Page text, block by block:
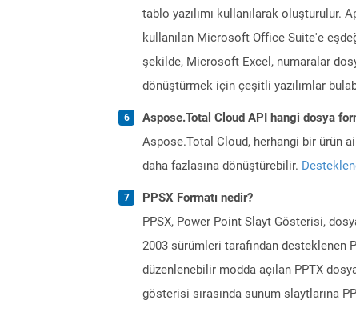
tablo yazılımı kullanılarak oluşturulur.
kullanılan Microsoft Office Suite'e
şekilde, Microsoft Excel, numaralar
dönüştürmek için çeşitli yazılımlar
Aspose.Total Cloud API hangi dosya
Aspose.Total Cloud, herhangi bir ürün
daha fazlasına dönüştürebilir.
PPSX Formatı nedir?
PPSX, Power Point Slayt Gösterisi,
2003 sürümleri tarafından desteklenen
düzenlenebilir modda açılan PPTX
gösterisi sırasında sunum slaytlarına